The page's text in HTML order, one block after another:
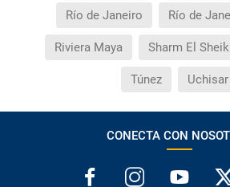
Río de Janeiro Río de
Riviera Maya Sharm El
Túnez Uchisar
CONECTA CON